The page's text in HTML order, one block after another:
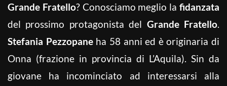
Grande Fratello? Conosciamo meglio lafidanzata
del prossimo protagonista del Grande Fratello.
Stefania Pezzopaneha 58 anni ed è originaria di
Onna (frazione in provincia di L’Aquila). Sin da
giovane ha incominciato ad interessarsi alla